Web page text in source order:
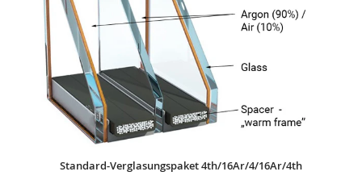
Standard-Verglasungspaket 4th/16Ar/4/16Ar/4th